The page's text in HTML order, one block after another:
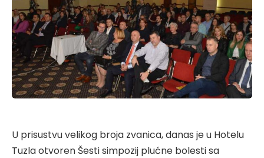
U prisustvu velikog broja zvanica, danas je u Hotelu
Tuzla otvoren Šesti simpozij plućne bolesti sa